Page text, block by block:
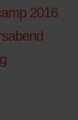
2016